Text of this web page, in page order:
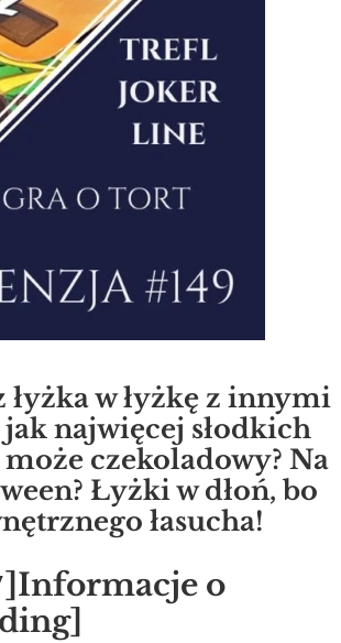
łyżka w łyżkę z innymi
najwięcej słodkich
czekoladowy? Na
Łyżki w dłoń, bo
łasucha!
o